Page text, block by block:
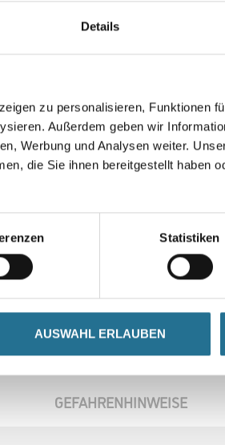
Details
zu personalisieren, Funktionen
Außerdem geben wir
Werbung und Analysen weiter.
die Sie ihnen bereitgestellt haben
Statistiken
AUSWAHL ERLAUBEN
Gebinde
GEFAHRENHINWEISE